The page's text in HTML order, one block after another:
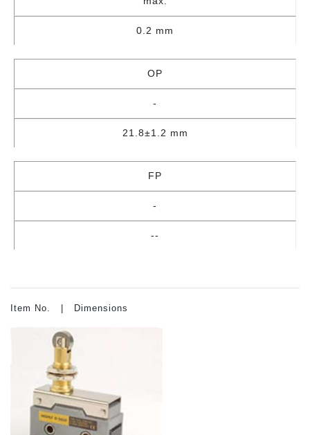
0.2 mm
OP
-
21.8±1.2 mm
FP
-
--
Item No. | Dimensions